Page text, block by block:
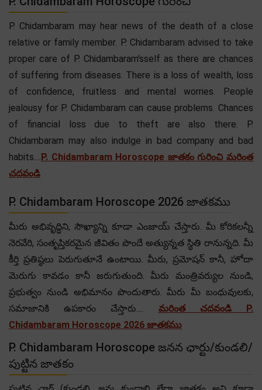
P. Chidambaram may hear news of the death of a close
relative or family member. P. Chidambaram advised to take
proper care of P. Chidambaram'sself as there are chances
of suffering from diseases. There is a loss of wealth, loss
of confidence, fruitless and mental worries. People
jealousy for P. Chidambaram can cause problems. Chances
of financial loss due to theft are also there. P.
Chidambaram may also indulge in bad company and bad
habits....P. Chidambaram Horoscope జాతకం గురించి మరింత
చదవండి
P. Chidambaram Horoscope 2026 జాతకము
మీరు అభివృద్ధిని, సౌఖ్యాన్ని కూడా ఎంజాయ్ చేస్తారు. మీ కోరికలన్నీ
నెరవేరి, సంతృప్తికరమైన జీవితం పొందే అత్యున్నత స్థితి రానున్నది. మీ
కీర్తి ప్రతిష్ఠలు పెరుగుతూనే ఉంటాయి. మీరు, ప్రమోషన్ కానీ, హోదా
మెరుగు కావడం కానీ జరుగుతుంది. మీరు మంత్రివర్యుల నుండి,
ప్రభుత్వం నుండి అభిమానం పొందుతారు. మీరు మీ బంధువులకు,
సమాజానికి ఉపకారం చేస్తారు.... మరింత చదవండి P.
Chidambaram Horoscope 2026 జాతకము
P. Chidambaram Horoscope జనన ఛార్టు/కుండలి/
పుట్టిన జాతకం